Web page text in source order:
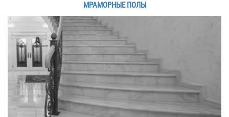
МРАМОРНЫЕ ПОЛЫ